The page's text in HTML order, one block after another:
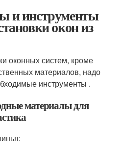
и инструменты
окон из
оконных систем, кроме
материалов, надо
инструменты .
материалы для